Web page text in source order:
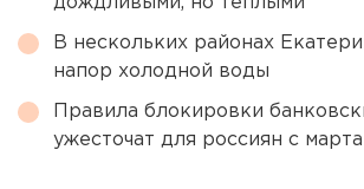
В нескольких районах
напор холодной воды
Правила блокировки
ужесточат для россиян с марта